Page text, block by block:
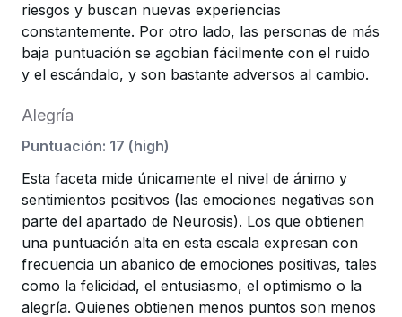
riesgos y buscan nuevas experiencias
constantemente. Por otro lado, las personas de más
baja puntuación se agobian fácilmente con el ruido
y el escándalo, y son bastante adversos al cambio.
Alegría
Puntuación: 17 (high)
Esta faceta mide únicamente el nivel de ánimo y
sentimientos positivos (las emociones negativas son
parte del apartado de Neurosis). Los que obtienen
una puntuación alta en esta escala expresan con
frecuencia un abanico de emociones positivas, tales
como la felicidad, el entusiasmo, el optimismo o la
alegría. Quienes obtienen menos puntos son menos